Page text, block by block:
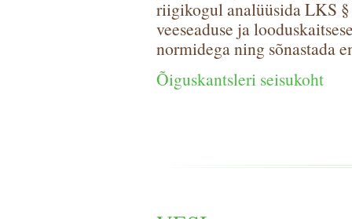
riigikogul analüüsida LKS §
veeseaduse ja
normidega ning sõnastada
Õiguskantsleri seisukoht